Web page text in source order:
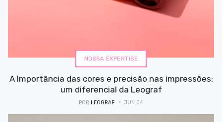
NOSSA EXPERTISE
A Importância das cores e precisão nas impressões:
um diferencial da Leograf
POR LEOGRAF JUN 04